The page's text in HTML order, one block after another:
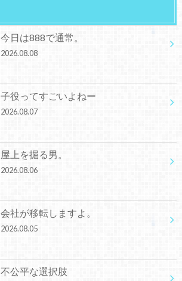
今日は888で通常。
2026.08.08
子役ってすごいよねー
2026.08.07
屋上を掘る男。
2026.08.06
会社が移転しますよ。
2026.08.05
不公平な選択肢